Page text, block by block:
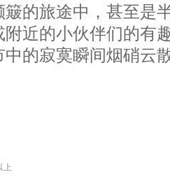
的旅途中，甚至是
近的小伙伴们的有
的寂寞瞬间烟硝云
上